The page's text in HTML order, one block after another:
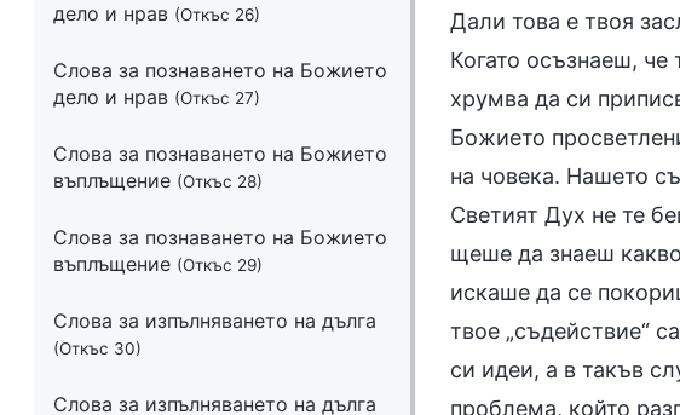
дело и нрав (Откъс 26)
Слова за познаването на Божието
дело и нрав (Откъс 27)
Слова за познаването на Божието
въплъщение (Откъс 28)
Слова за познаването на Божието
въплъщение (Откъс 29)
Слова за изпълняването на дълга
(Откъс 30)
Слова за изпълняването на дълга
Дали това е твоя
Когато осъзнаеш, че
хрумва да си
Божието
на човека. Нашето
Светият Дух не те
щеше да знаеш
искаше да се
твое „съдействие“
си идеи, а в такъв
проблема, който